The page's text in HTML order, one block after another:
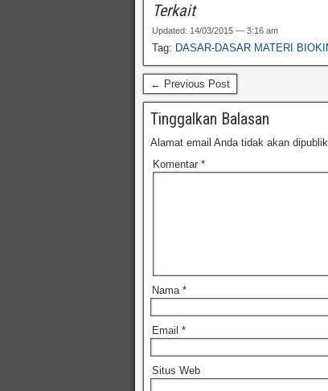
Terkait
Updated: 14/03/2015 — 3:16 am
Tag: DASAR-DASAR MATERI
← Previous Post
Tinggalkan Balasan
Alamat email Anda tidak akan
Komentar *
Nama *
Email *
Situs Web